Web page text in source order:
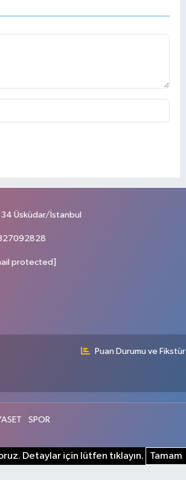
34 Üsküdar/İstanbul
protected]
Puan Durumu ve Fikstür
SPOR
Detaylar için lütfen tıklayın. Tamam